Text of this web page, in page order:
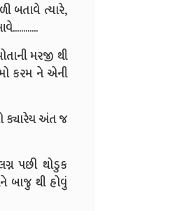
બતાવે ત્યારે,
મરજી થી
કરમ ને એની
ક્યારેય અંત જ
પછી થોડુક
થી હોવું